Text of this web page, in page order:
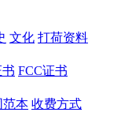
文化 打荷资料
FCC证书
范本 收费方式